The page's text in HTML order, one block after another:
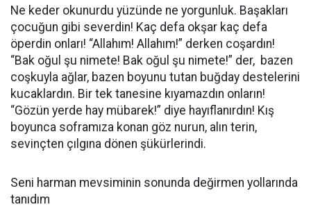
Ne keder okunurdu yüzünde ne yorgunluk. Başakları
çocuğun gibi severdin! Kaç defa okşar kaç defa
öperdin onları! “Allahım! Allahım!” derken coşardın!
“Bak oğul şu nimete! Bak oğul şu nimete!” der, bazen
coşkuyla ağlar, bazen boyunu tutan buğday destelerini
kucaklardın. Bir tek tanesine kıyamazdın onların!
“Gözün yerde hay mübarek!” diye hayıflanırdın! Kış
boyunca soframıza konan göz nurun, alın terin,
sevinçten çılgına dönen şükürlerindi.
Seni harman mevsiminin sonunda değirmen yollarında
tanıdım